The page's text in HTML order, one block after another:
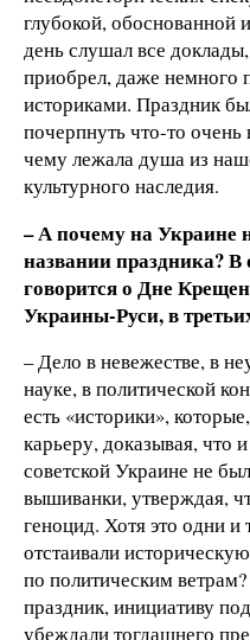
глубокой, обоснованной
день слушал все
приобрел, даже немного
историками. Праздник
почерпнуть что-то
чему лежала душа из
культурного наследия.
– А почему на Украине
названии праздника?
говорится о Дне
Украины-Руси, в
– Дело в невежестве, в
науке, в политической
есть «историки»,
карьеру, доказывая, что
советской Украине не
вышиванки, утверждая,
геноцид. Хотя это одни
отстаивали
по политическим
праздник, инициативу
убеждали тогдашнего